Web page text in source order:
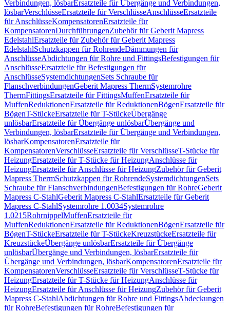
Verbindungen, lösbarErsatzteile für Übergänge und Verbindungen,
lösbarVerschlüsseErsatzteile für VerschlüsseAnschlüsseErsatzteile
für AnschlüsseKompensatorenErsatzteile für
KompensatorenDurchführungenZubehör für Geberit Mapress
EdelstahlErsatzteile für Zubehör für Geberit Mapress
EdelstahlSchutzkappen für RohrendeDämmungen für
AnschlüsseAbdichtungen für Rohre und FittingsBefestigungen für
AnschlüsseErsatzteile für Befestigungen für
AnschlüsseSystemdichtungenSets Schraube für
FlanschverbindungenGeberit Mapress ThermSystemrohre
ThermFittingsErsatzteile für FittingsMuffenErsatzteile für
MuffenReduktionenErsatzteile für ReduktionenBögenErsatzteile für
BögenT-StückeErsatzteile für T-StückeÜbergänge
unlösbarErsatzteile für Übergänge unlösbarÜbergänge und
Verbindungen, lösbarErsatzteile für Übergänge und Verbindungen,
lösbarKompensatorenErsatzteile für
KompensatorenVerschlüsseErsatzteile für VerschlüsseT-Stücke für
HeizungErsatzteile für T-Stücke für HeizungAnschlüsse für
HeizungErsatzteile für Anschlüsse für HeizungZubehör für Geberit
Mapress ThermSchutzkappen für RohrendeSystemdichtungenSets
Schraube für FlanschverbindungenBefestigungen für RohreGeberit
Mapress C-StahlGeberit Mapress C-StahlErsatzteile für Geberit
Mapress C-StahlSystemrohre 1.0034Systemrohre
1.0215RohrnippelMuffenErsatzteile für
MuffenReduktionenErsatzteile für ReduktionenBögenErsatzteile für
BögenT-StückeErsatzteile für T-StückeKreuzstückeErsatzteile für
KreuzstückeÜbergänge unlösbarErsatzteile für Übergänge
unlösbarÜbergänge und Verbindungen, lösbarErsatzteile für
Übergänge und Verbindungen, lösbarKompensatorenErsatzteile für
KompensatorenVerschlüsseErsatzteile für VerschlüsseT-Stücke für
HeizungErsatzteile für T-Stücke für HeizungAnschlüsse für
HeizungErsatzteile für Anschlüsse für HeizungZubehör für Geberit
Mapress C-StahlAbdichtungen für Rohre und FittingsAbdeckungen
für RohreBefestigungen für RohreBefestigungen für